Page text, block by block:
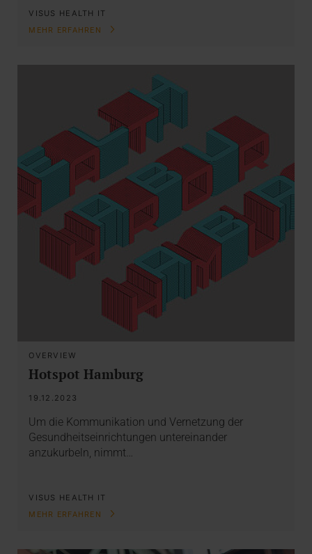
VISUS HEALTH IT
MEHR ERFAHREN
OVERVIEW
Hotspot Hamburg
19.12.2023
Um die Kommunikation und Vernetzung der
Gesundheitseinrichtungen untereinander
anzukurbeln, nimmt…
VISUS HEALTH IT
MEHR ERFAHREN